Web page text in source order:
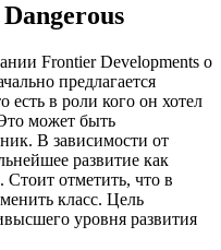
Frontier Developments о
предлагается
есть в роли кого он хотел
может быть
В зависимости от
развитие как
Стоит отметить, что в
класс. Цель
уровня развития